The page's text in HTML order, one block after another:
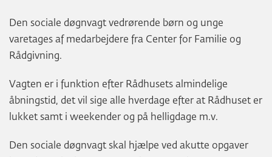
Den sociale døgnvagt vedrørende børn og unge
varetages af medarbejdere fra Center for Familie og
Rådgivning.
Vagten er i funktion efter Rådhusets almindelige
åbningstid, det vil sige alle hverdage efter at Rådhuset er
lukket samt i weekender og på helligdage m.v.
Den sociale døgnvagt skal hjælpe ved akutte opgaver